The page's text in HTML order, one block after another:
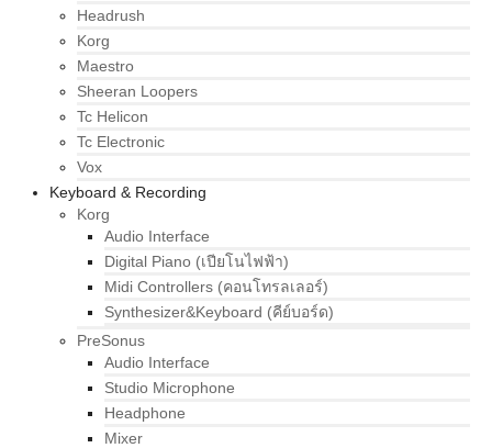
Headrush
Korg
Maestro
Sheeran Loopers
Tc Helicon
Tc Electronic
Vox
Keyboard & Recording
Korg
Audio Interface
Digital Piano (เปียโนไฟฟ้า)
Midi Controllers (คอนโทรลเลอร์)
Synthesizer&Keyboard (คีย์บอร์ด)
PreSonus
Audio Interface
Studio Microphone
Headphone
Mixer